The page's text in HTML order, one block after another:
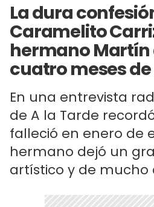
La dura
Caramelito
hermano Martín
cuatro meses
En una entrevista
de A la Tarde
falleció en enero de
hermano dejó un
artístico y de mucho